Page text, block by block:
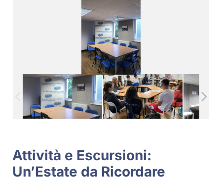
Attività e Escursioni:
Un’Estate da Ricordare